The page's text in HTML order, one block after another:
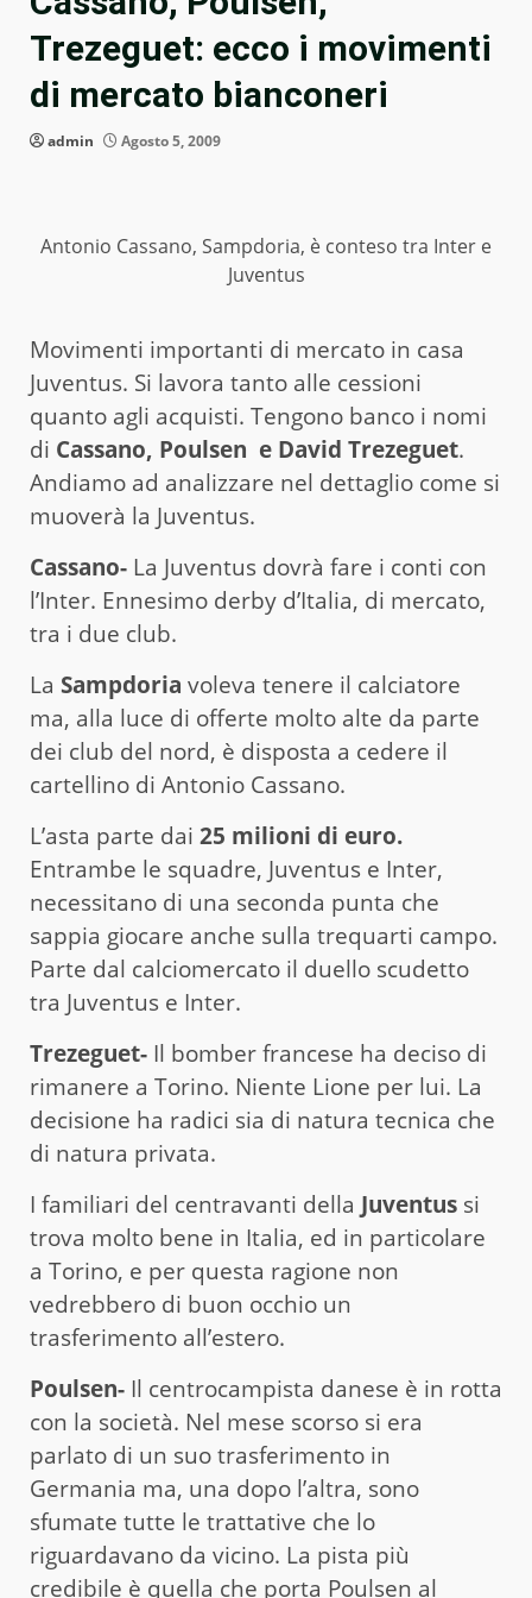
Trezeguet: ecco i movimenti
di mercato bianconeri
admin Agosto 5, 2009
Antonio Cassano, Sampdoria, è conteso tra Inter e
Juventus
Movimenti importanti di mercato in casa
Juventus. Si lavora tanto alle cessioni
quanto agli acquisti. Tengono banco i nomi
di Cassano, Poulsen e David Trezeguet.
Andiamo ad analizzare nel dettaglio come si
muoverà la Juventus.
Cassano- La Juventus dovrà fare i conti con
l’Inter. Ennesimo derby d’Italia, di mercato,
tra i due club.
La Sampdoria voleva tenere il calciatore
ma, alla luce di offerte molto alte da parte
dei club del nord, è disposta a cedere il
cartellino di Antonio Cassano.
L’asta parte dai 25 milioni di euro.
Entrambe le squadre, Juventus e Inter,
necessitano di una seconda punta che
sappia giocare anche sulla trequarti campo.
Parte dal calciomercato il duello scudetto
tra Juventus e Inter.
Trezeguet- Il bomber francese ha deciso di
rimanere a Torino. Niente Lione per lui. La
decisione ha radici sia di natura tecnica che
di natura privata.
I familiari del centravanti della Juventus si
trova molto bene in Italia, ed in particolare
a Torino, e per questa ragione non
vedrebbero di buon occhio un
trasferimento all’estero.
Poulsen- Il centrocampista danese è in rotta
con la società. Nel mese scorso si era
parlato di un suo trasferimento in
Germania ma, una dopo l’altra, sono
sfumate tutte le trattative che lo
riguardavano da vicino. La pista più
credibile è quella che porta Poulsen al